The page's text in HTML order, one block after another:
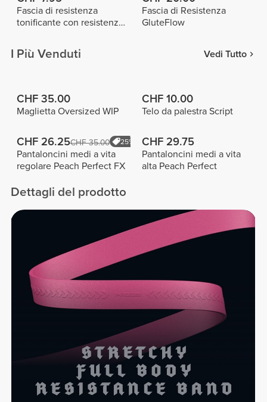
Fascia di resistenza
tonificante con resistenza
Fascia di Resistenza
GluteFlow
I Più Venduti Vedi Tutto
CHF 35.00
Maglietta Oversized WIP
CHF 10.00
Telo da palestra Script
CHF 26.25CHF 35.00 25%
Pantaloncini medi a vita
regolare Peach Perfect FX
CHF 29.75
Pantaloncini medi a vita
alta Peach Perfect
Dettagli del prodotto